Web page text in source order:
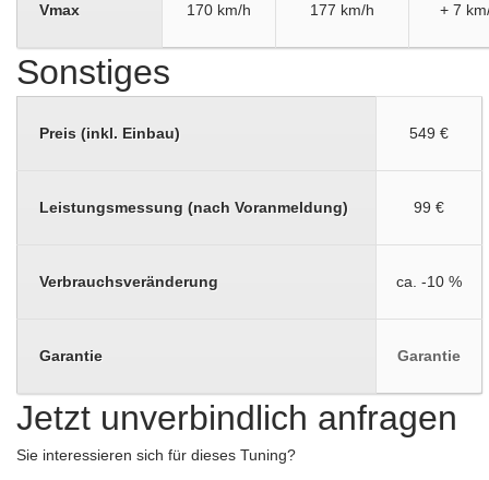
Vmax 170 km/h 177 km/h + 7
Sonstiges
Preis (inkl. Einbau) 549 €
Leistungsmessung (nach Voranmeldung) 99 €
Verbrauchsveränderung ca. -10 %
Garantie Garantie
Jetzt unverbindlich anfragen
Sie interessieren sich für dieses Tuning?